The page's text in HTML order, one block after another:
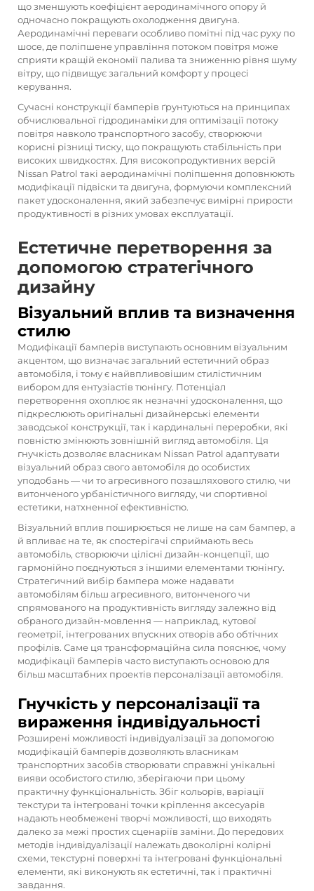
що зменшують коефіцієнт аеродинамічного опору й
одночасно покращують охолодження двигуна.
Аеродинамічні переваги особливо помітні під час руху по
шосе, де поліпшене управління потоком повітря може
сприяти кращій економії палива та зниженню рівня шуму
вітру, що підвищує загальний комфорт у процесі
керування.
Сучасні конструкції бамперів ґрунтуються на принципах
обчислювальної гідродинаміки для оптимізації потоку
повітря навколо транспортного засобу, створюючи
корисні різниці тиску, що покращують стабільність при
високих швидкостях. Для високопродуктивних версій
Nissan Patrol такі аеродинамічні поліпшення доповнюють
модифікації підвіски та двигуна, формуючи комплексний
пакет удосконалення, який забезпечує вимірні прирости
продуктивності в різних умовах експлуатації.
Естетичне перетворення за
допомогою стратегічного
дизайну
Візуальний вплив та визначення
стилю
Модифікації бамперів виступають основним візуальним
акцентом, що визначає загальний естетичний образ
автомобіля, і тому є найвпливовішим стилістичним
вибором для ентузіастів тюнінгу. Потенціал
перетворення охоплює як незначні удосконалення, що
підкреслюють оригінальні дизайнерські елементи
заводської конструкції, так і кардинальні переробки, які
повністю змінюють зовнішній вигляд автомобіля. Ця
гнучкість дозволяє власникам Nissan Patrol адаптувати
візуальний образ свого автомобіля до особистих
уподобань — чи то агресивного позашляхового стилю, чи
витонченого урбаністичного вигляду, чи спортивної
естетики, натхненної ефективністю.
Візуальний вплив поширюється не лише на сам бампер, а
й впливає на те, як спостерігачі сприймають весь
автомобіль, створюючи цілісні дизайн-концепції, що
гармонійно поєднуються з іншими елементами тюнінгу.
Стратегичний вибір бампера може надавати
автомобілям більш агресивного, витонченого чи
спрямованого на продуктивність вигляду залежно від
обраного дизайн-мовлення — наприклад, кутової
геометрії, інтегрованих впускних отворів або обтічних
профілів. Саме ця трансформаційна сила пояснює, чому
модифікації бамперів часто виступають основою для
більш масштабних проектів персоналізації автомобіля.
Гнучкість у персоналізації та
вираження індивідуальності
Розширені можливості індивідуалізації за допомогою
модифікацій бамперів дозволяють власникам
транспортних засобів створювати справжні унікальні
вияви особистого стилю, зберігаючи при цьому
практичну функціональність. Збіг кольорів, варіації
текстури та інтегровані точки кріплення аксесуарів
надають необмежені творчі можливості, що виходять
далеко за межі простих сценаріїв заміни. До передових
методів індивідуалізації належать двоколірні колірні
схеми, текстурні поверхні та інтегровані функціональні
елементи, які виконують як естетичні, так і практичні
завдання.